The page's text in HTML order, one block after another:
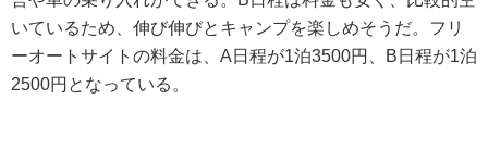
いているため、伸び伸びとキャンプを楽しめそうだ。フリ
ーオートサイトの料金は、A日程が1泊3500円、B日程が1泊
2500円となっている。